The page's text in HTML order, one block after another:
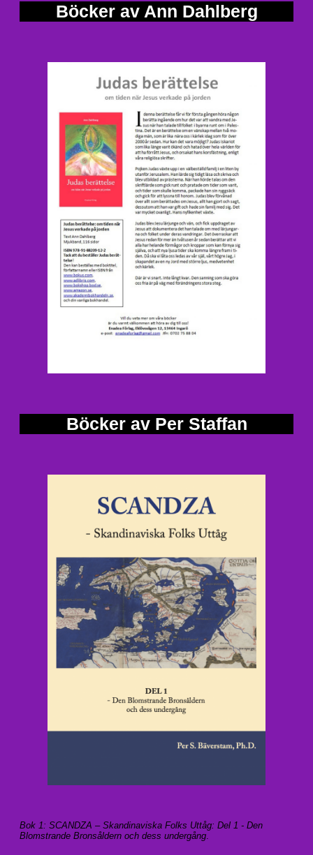
Böcker av Ann Dahlberg
Böcker av Per Staffan
Bok 1: SCANDZA – Skandinaviska Folks Uttåg: Del 1 - Den
Blomstrande Bronsåldern och dess undergång.